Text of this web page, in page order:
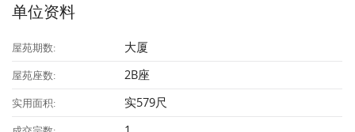
单位资料
屋苑期数: 大厦
屋苑座数: 2B座
实用面积: 实579尺